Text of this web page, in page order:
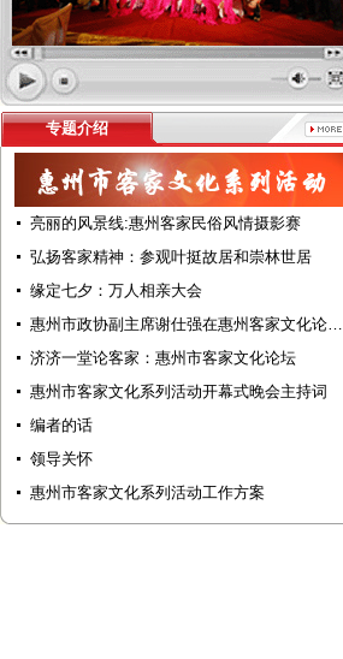
专题介绍
亮丽的风景线:惠州客家民俗风情摄影赛
弘扬客家精神：参观叶挺故居和崇林世居
缘定七夕：万人相亲大会
惠州市政协副主席谢仕强在惠州客家文化论…
济济一堂论客家：惠州市客家文化论坛
惠州市客家文化系列活动开幕式晚会主持词
编者的话
领导关怀
惠州市客家文化系列活动工作方案